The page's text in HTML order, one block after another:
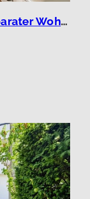
Gepflegte Wohnung mit separater Wohnung !